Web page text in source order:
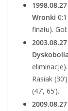
1998.08.27
Wronki
finału).
2003.08.27
Rasiak
(47’, 65’).
2009.08.27